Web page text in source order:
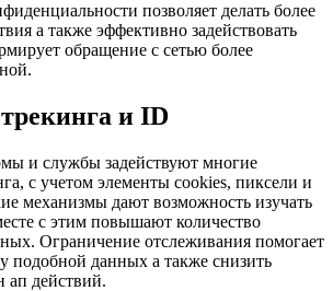
позволяет делать более
а также эффективно задействовать
обращение с сетью более
и ID
и службы задействуют многие
с учетом элементы cookies, пиксели и
механизмы дают возможность изучать
с этим повышают количество
Ограничение отслеживания помогает
подобной данных а также снизить
ап действий.